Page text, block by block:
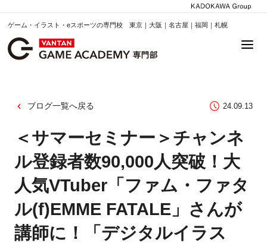
ゲーム・イラスト・eスポーツの専門校 東京｜大阪｜名古屋｜福岡｜札幌
ブログ一覧へ戻る 24.09.13
＜サマーセミナー＞チャンネ
ル登録者数90,000人突破！大
人気VTuber「ファム・ファタ
ル(f)EMME FATALE」さんが
講師に！「デジタルイラス